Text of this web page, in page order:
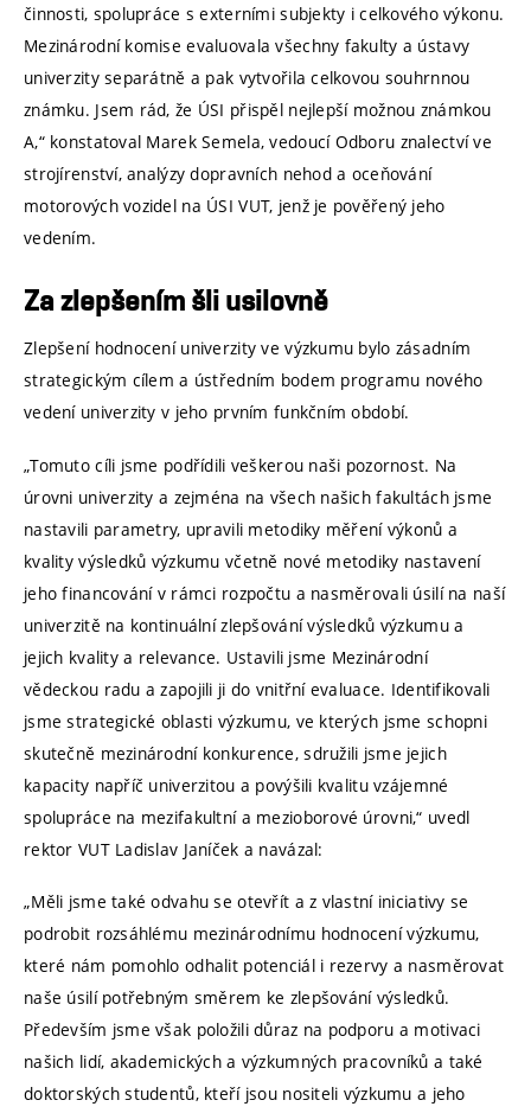
činnosti, spolupráce s externími subjekty i celkového výkonu.
Mezinárodní komise evaluovala všechny fakulty a ústavy
univerzity separátně a pak vytvořila celkovou souhrnnou
známku. Jsem rád, že ÚSI přispěl nejlepší možnou známkou
A,“ konstatoval Marek Semela, vedoucí Odboru znalectví ve
strojírenství, analýzy dopravních nehod a oceňování
motorových vozidel na ÚSI VUT, jenž je pověřený jeho
vedením.
Za zlepšením šli usilovně
Zlepšení hodnocení univerzity ve výzkumu bylo zásadním
strategickým cílem a ústředním bodem programu nového
vedení univerzity v jeho prvním funkčním období.
„Tomuto cíli jsme podřídili veškerou naši pozornost. Na
úrovni univerzity a zejména na všech našich fakultách jsme
nastavili parametry, upravili metodiky měření výkonů a
kvality výsledků výzkumu včetně nové metodiky nastavení
jeho financování v rámci rozpočtu a nasměrovali úsilí na naší
univerzitě na kontinuální zlepšování výsledků výzkumu a
jejich kvality a relevance. Ustavili jsme Mezinárodní
vědeckou radu a zapojili ji do vnitřní evaluace. Identifikovali
jsme strategické oblasti výzkumu, ve kterých jsme schopni
skutečně mezinárodní konkurence, sdružili jsme jejich
kapacity napříč univerzitou a povýšili kvalitu vzájemné
spolupráce na mezifakultní a mezioborové úrovni,“ uvedl
rektor VUT Ladislav Janíček a navázal:
„Měli jsme také odvahu se otevřít a z vlastní iniciativy se
podrobit rozsáhlému mezinárodnímu hodnocení výzkumu,
které nám pomohlo odhalit potenciál i rezervy a nasměrovat
naše úsilí potřebným směrem ke zlepšování výsledků.
Především jsme však položili důraz na podporu a motivaci
našich lidí, akademických a výzkumných pracovníků a také
doktorských studentů, kteří jsou nositeli výzkumu a jeho